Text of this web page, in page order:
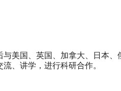
与美国、英国、加拿大、日本
流、讲学，进行科研合作。